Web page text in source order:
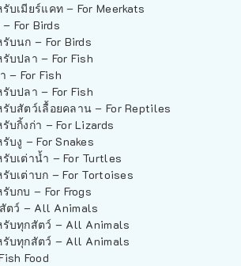
บเมียร์แคท – For Meerkats
For Birds
บนก – For Birds
บปลา – For Fish
– For Fish
บปลา – For Fish
รับสัตว์เลื้อยคลาน – For Reptiles
บกิ้งก่า – For Lizards
บงู – For Snakes
บเต่าน้ำ – For Turtles
บเต่าบก – For Tortoises
บกบ – For Frogs
ตว์ – All Animals
รับทุกสัตว์ – All Animals
รับทุกสัตว์ – All Animals
Food